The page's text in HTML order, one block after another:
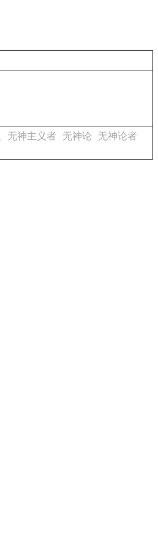
无神主义者 无神论
无神论者